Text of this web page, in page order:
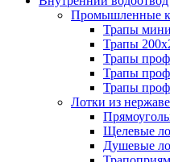
Промышленные
Трапы
Трапы
Трапы
Трапы
Трапы
Лотки из
Щелевые
Душевые